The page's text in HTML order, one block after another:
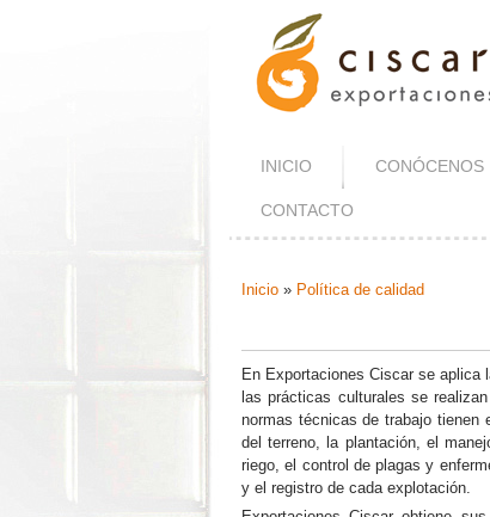
INICIO CONÓCENOS
CONTACTO
Se Encuentra Usted
Inicio » Política de calidad
En Exportaciones Ciscar se aplica
las prácticas culturales se
normas técnicas de trabajo tienen
del terreno, la plantación, el
riego, el control de plagas y
y el registro de cada explotación.